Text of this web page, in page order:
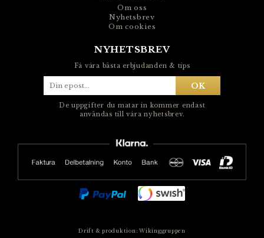
Om oss
Nyhetsbrev
Om cookies
NYHETSBREV
Få våra bästa erbjudanden & tips
OK
De uppgifter du matar in kommer endast
användas till våra nyhetsbrev.
Drift & produktion:Wikinggruppen